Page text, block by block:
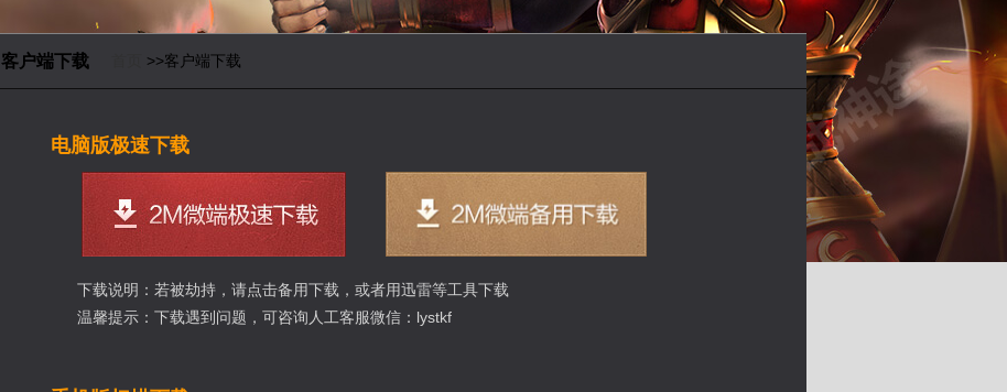
客户端下载 >>客户端下载
电脑版极速下载
下载说明： 若被劫持，请点击备用下载，或者用迅雷等工具下载
温馨提示：下载遇到问题，可咨询人工客服微信：lystkf